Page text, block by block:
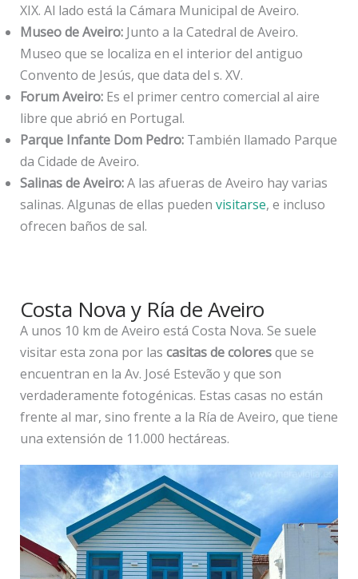
XIX. Al lado está la Cámara Municipal de Aveiro.
Museo de Aveiro: Junto a la Catedral de Aveiro.
Museo que se localiza en el interior del antiguo
Convento de Jesús, que data del s. XV.
Forum Aveiro: Es el primer centro comercial al aire
libre que abrió en Portugal.
Parque Infante Dom Pedro:También llamado Parque
da Cidade de Aveiro.
Salinas de Aveiro:A las afueras de Aveiro hay varias
salinas. Algunas de ellas pueden visitarse, e incluso
ofrecen baños de sal.
Costa Nova y Ría de Aveiro
A unos 10 km de Aveiro está Costa Nova. Se suele
visitar esta zona por las casitas de coloresque se
encuentran en la Av. José Estevão y que son
verdaderamente fotogénicas. Estas casas no están
frente al mar, sino frente a la Ría de Aveiro, que tiene
una extensión de 11.000 hectáreas.